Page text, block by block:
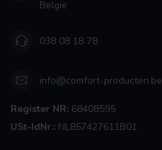
België
038 08 18 78
info@comfort-producten.be
Register NR: 68408595
USt-IdNr.: NL857427611B01